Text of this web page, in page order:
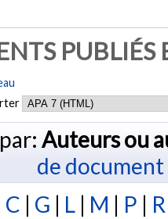
PUBLIÉS
Auteurs ou
de document
C | G | L | M | P | R